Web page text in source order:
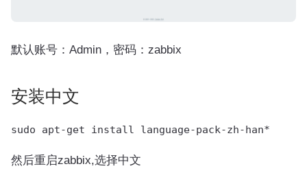
默认账号：Admin，密码：zabbix
安装中文
然后重启zabbix,选择中文